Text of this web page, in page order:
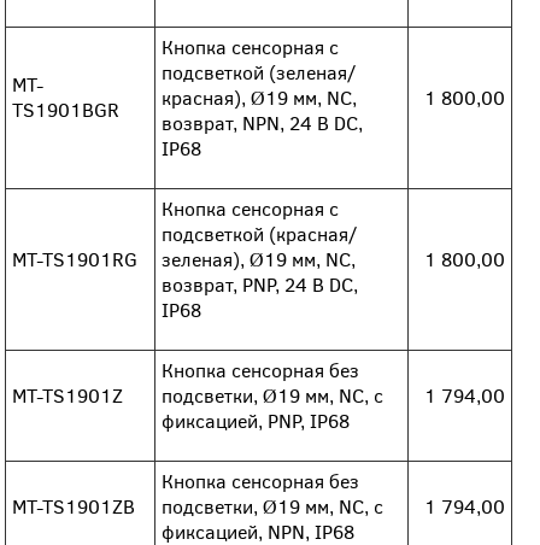
MT-
TS1901BGR
Кнопка сенсорная с
подсветкой (зеленая/
красная), Ø19 мм, NC,
возврат, NPN, 24 В DC,
IP68
1 800,00
MT-TS1901RG
Кнопка сенсорная с
подсветкой (красная/
зеленая), Ø19 мм, NC,
возврат, PNP, 24 В DC,
IP68
1 800,00
MT-TS1901Z
Кнопка сенсорная без
подсветки, Ø19 мм, NC, с
фиксацией, PNP, IP68
1 794,00
MT-TS1901ZB
Кнопка сенсорная без
подсветки, Ø19 мм, NC, с
фиксацией, NPN, IP68
1 794,00